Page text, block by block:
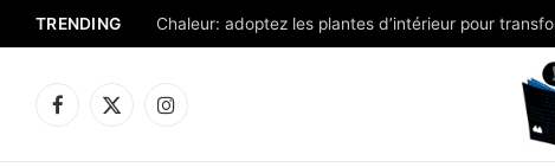
TRENDING
Facebook
X
Instagram